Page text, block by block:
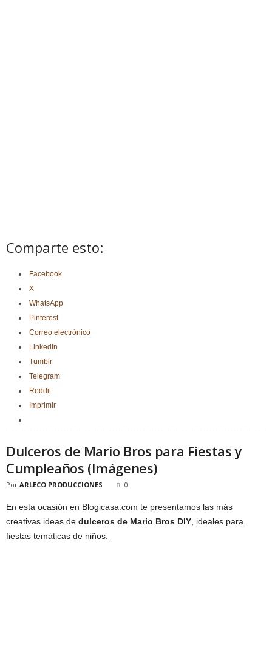
Comparte esto:
Facebook
X
WhatsApp
Pinterest
Correo electrónico
LinkedIn
Tumblr
Telegram
Reddit
Imprimir
Dulceros de Mario Bros para Fiestas y
Cumpleaños (Imágenes)
Por ARLECO PRODUCCIONES 0
En esta ocasión en Blogicasa.com te presentamos las más
creativas ideas de dulceros de Mario Bros DIY , ideales para
fiestas temáticas de niños.